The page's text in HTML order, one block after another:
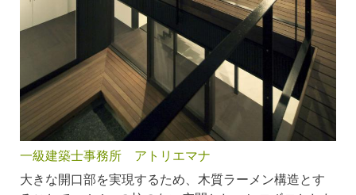
一級建築士事務所 アトリエマナ
大きな開口部を実現するため、木質ラーメン構造とす